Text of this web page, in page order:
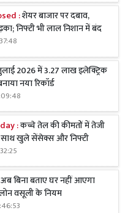
:शेयर बाजार पर दबाव,
निफ्टी भी लाल निशान में बंद
2026 में 3.27 लाख इलेक्ट्रिक
नया रिकॉर्ड
:कच्चे तेल की कीमतों में तेजी
खुले सेंसेक्स और निफ्टी
अब बिना बताए घर नहीं आएगा
वसूली के नियम